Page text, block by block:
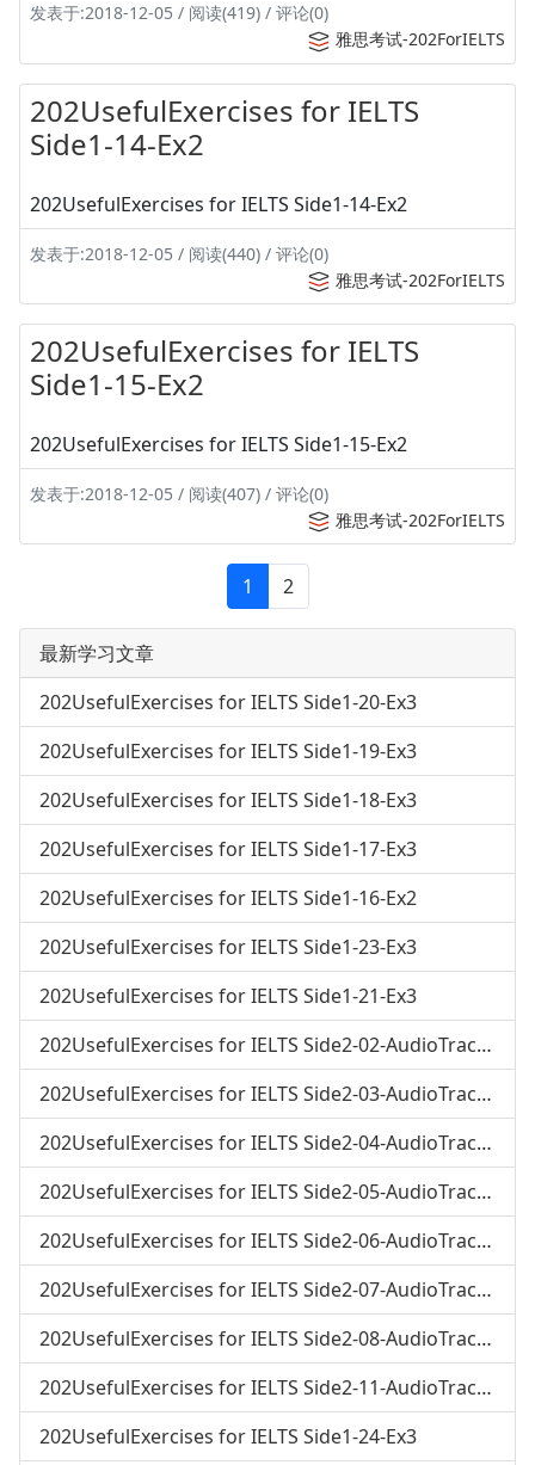
发表于:2018-12-05 / 阅读(419) / 评论(0)
雅思考试-202ForIELTS
202UsefulExercises for IELTS
Side1-14-Ex2
202UsefulExercises for IELTS Side1-14-Ex2
发表于:2018-12-05 / 阅读(440) / 评论(0)
雅思考试-202ForIELTS
202UsefulExercises for IELTS
Side1-15-Ex2
202UsefulExercises for IELTS Side1-15-Ex2
发表于:2018-12-05 / 阅读(407) / 评论(0)
雅思考试-202ForIELTS
1 2
最新学习文章
202UsefulExercises for IELTS Side1-20-Ex3
202UsefulExercises for IELTS Side1-19-Ex3
202UsefulExercises for IELTS Side1-18-Ex3
202UsefulExercises for IELTS Side1-17-Ex3
202UsefulExercises for IELTS Side1-16-Ex2
202UsefulExercises for IELTS Side1-23-Ex3
202UsefulExercises for IELTS Side1-21-Ex3
202UsefulExercises for IELTS Side2-02-AudioTrack02
202UsefulExercises for IELTS Side2-03-AudioTrack03
202UsefulExercises for IELTS Side2-04-AudioTrack04
202UsefulExercises for IELTS Side2-05-AudioTrack05
202UsefulExercises for IELTS Side2-06-AudioTrack06
202UsefulExercises for IELTS Side2-07-AudioTrack07
202UsefulExercises for IELTS Side2-08-AudioTrack08
202UsefulExercises for IELTS Side2-11-AudioTrack11
202UsefulExercises for IELTS Side1-24-Ex3